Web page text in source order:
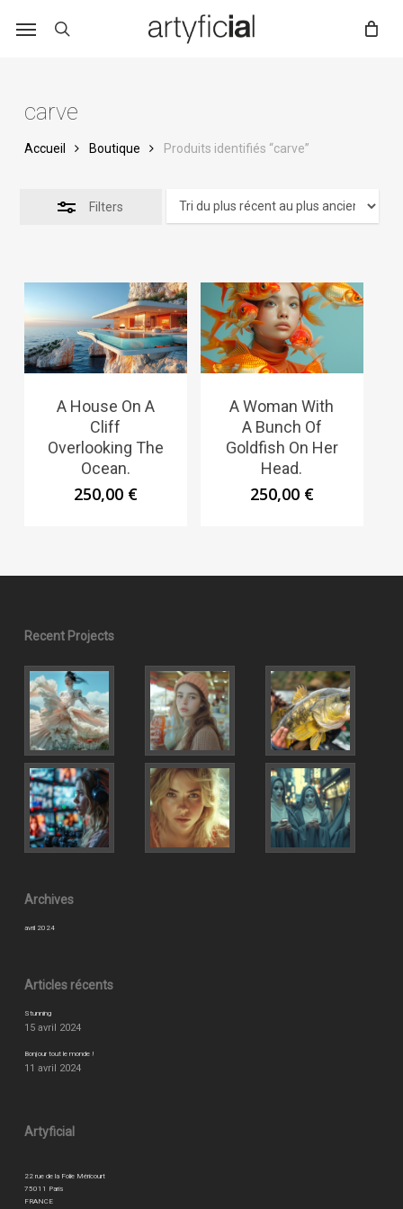
carve
Accueil Boutique Produits identifiés “carve”
Filters
A House On A
Cliff
Overlooking The
Ocean.
250,00 €
A Woman With
A Bunch Of
Goldfish On Her
Head.
250,00 €
Recent Projects
Archives
avril 2024
Articles récents
Stunning
15 avril 2024
Bonjour tout le monde !
11 avril 2024
Artyficial
22 rue de la Folie Méricourt
75011 Paris
FRANCE